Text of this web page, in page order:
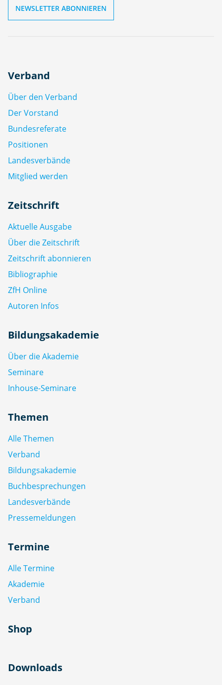
Verband
Über den Verband
Der Vorstand
Bundesreferate
Positionen
Landesverbände
Mitglied werden
Zeitschrift
Aktuelle Ausgabe
Über die Zeitschrift
Zeitschrift abonnieren
Bibliographie
ZfH Online
Autoren Infos
Bildungsakademie
Über die Akademie
Seminare
Inhouse-Seminare
Themen
Alle Themen
Verband
Bildungsakademie
Buchbesprechungen
Landesverbände
Pressemeldungen
Termine
Alle Termine
Akademie
Verband
Shop
Downloads